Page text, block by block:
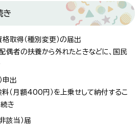
き
取得（種別変更）の届出
偶者の扶養から外れたときなどに、国民
申出
（月額400円）を上乗せして納付するこ
き
該当）届